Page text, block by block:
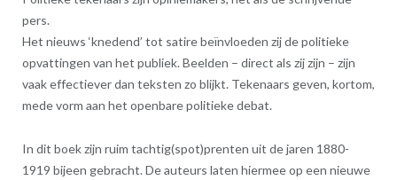
pers.
Het nieuws ‘knedend’ tot satire beïnvloeden zij de politieke
opvattingen van het publiek. Beelden – direct als zij zijn – zijn
vaak effectiever dan teksten zo blijkt. Tekenaars geven, kortom,
mede vorm aan het openbare politieke debat.
In dit boek zijn ruim tachtig(spot)prenten uit de jaren 1880-
1919 bijeen gebracht. De auteurs laten hiermee op een nieuwe